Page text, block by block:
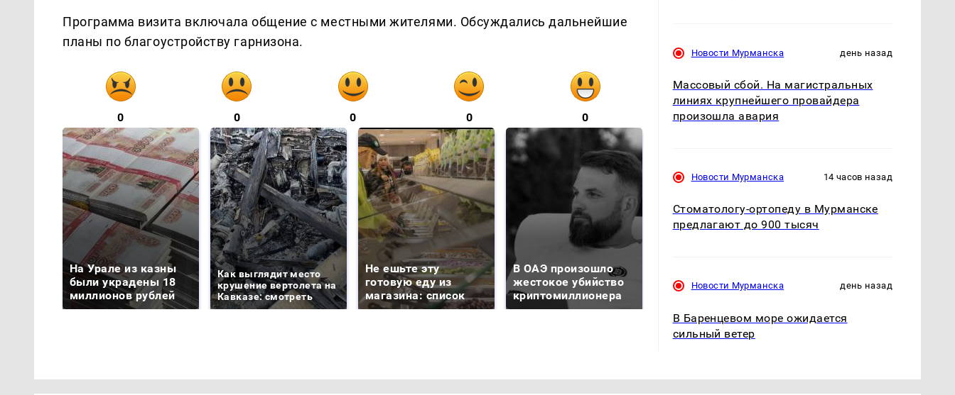
Программа визита включала общение с местными жителями. Обсуждались дальнейшие
планы по благоустройству гарнизона.
0 0 0 0 0
На Урале из казны
были украдены 18
миллионов рублей
Как выглядит место
крушение вертолета на
Кавказе: смотреть
Не ешьте эту
готовую еду из
магазина: список
В ОАЭ произошло
жестокое убийство
криптомиллионера
падению вертолета на
было с 1945: чего
Новости Мурманска день назад
Массовый сбой. На магистральных
линиях крупнейшего провайдера
произошла авария
Новости Мурманска 14 часов назад
Стоматологу-ортопеду в Мурманске
предлагают до 900 тысяч
Новости Мурманска день назад
В Баренцевом море ожидается
сильный ветер